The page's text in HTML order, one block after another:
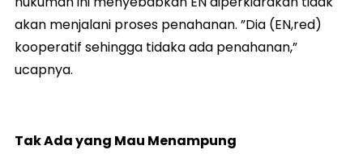
akan menjalani proses penahanan. ”Dia (EN,red)
kooperatif sehingga tidaka ada penahanan,”
ucapnya.
Tak Ada yang Mau Menampung